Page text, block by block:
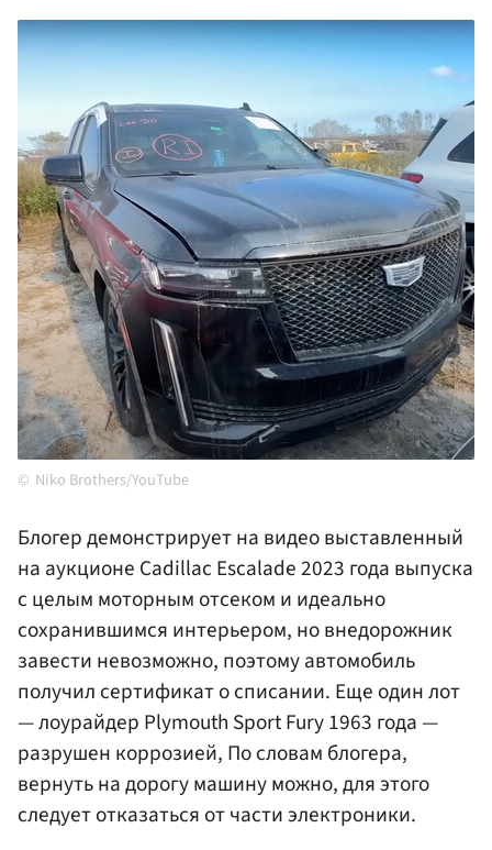
Niko Brothers/YouTube
Блогер демонстрирует на видео выставленный
на аукционе Cadillac Escalade 2023 года выпуска
с целым моторным отсеком и идеально
сохранившимся интерьером, но внедорожник
завести невозможно, поэтому автомобиль
получил сертификат о списании. Еще один лот
— лоурайдер Plymouth Sport Fury 1963 года —
разрушен коррозией, По словам блогера,
вернуть на дорогу машину можно, для этого
следует отказаться от части электроники.